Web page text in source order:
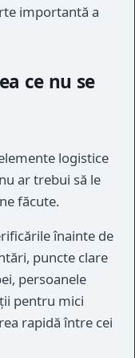
importantă a
ce nu se
logistice
ar trebui să le
făcute.
înainte de
puncte clare
persoanele
pentru mici
rapidă între cei